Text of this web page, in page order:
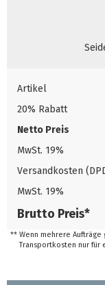
Artikel
20% Rabatt
Netto Preis
MwSt. 19%
Versandkosten
MwSt. 19%
Brutto Preis*
** Wenn mehrere
Transportkosten nur für